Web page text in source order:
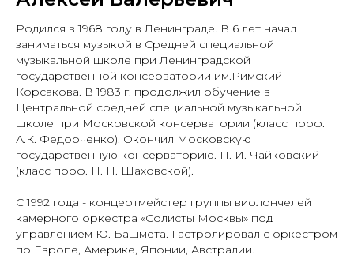
Родился в 1968 году в Ленинграде. В 6 лет начал
заниматься музыкой в Средней специальной
музыкальной школе при Ленинградской
государственной консерватории им.Римский-
Корсакова. В 1983 г. продолжил обучение в
Центральной средней специальной музыкальной
школе при Московской консерватории (класс проф.
А.К. Федорченко). Окончил Московскую
государственную консерваторию. П. И. Чайковский
(класс проф. Н. Н. Шаховской).
С 1992 года - концертмейстер группы виолончелей
камерного оркестра «Солисты Москвы» под
управлением Ю. Башмета. Гастролировал с оркестром
по Европе, Америке, Японии, Австралии.